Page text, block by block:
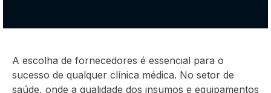
A escolha de fornecedores é essencial para o
sucesso de qualquer clínica médica. No setor de
saúde, onde a qualidade dos insumos e equipamentos